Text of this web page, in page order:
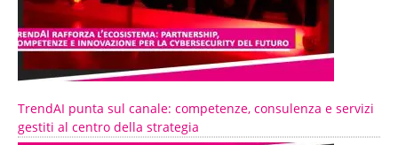
TrendAI punta sul canale: competenze, consulenza e servizi
gestiti al centro della strategia